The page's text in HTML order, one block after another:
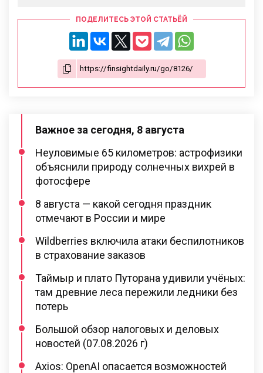
ПОДЕЛИТЕСЬ ЭТОЙ СТАТЬЁЙ
Важное за сегодня, 8 августа
Неуловимые 65 километров: астрофизики
объяснили природу солнечных вихрей в
фотосфере
8 августа — какой сегодня праздник
отмечают в России и мире
Wildberries включила атаки беспилотников
в страхование заказов
Таймыр и плато Путорана удивили учёных:
там древние леса пережили ледники без
потерь
Большой обзор налоговых и деловых
новостей (07.08.2026 г)
Axios: OpenAI опасается возможностей